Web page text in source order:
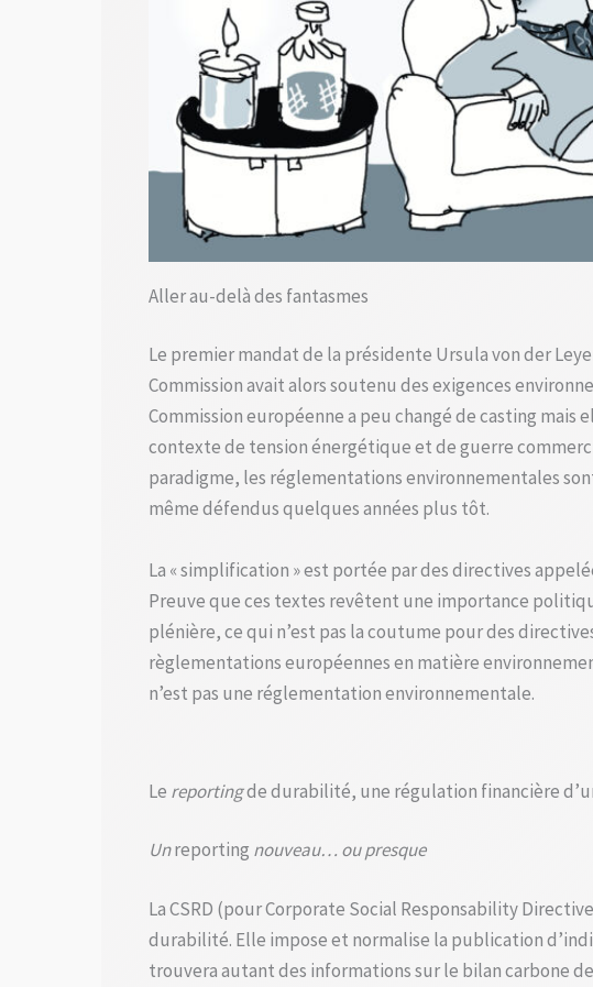
Aller au-delà des fantasmes
Le premier mandat de la présidente Ursula von der
Commission avait alors soutenu des exigences
Commission européenne a peu changé de casting mais
contexte de tension énergétique et de guerre
paradigme, les réglementations environnementales
même défendus quelques années plus tôt.
La « simplification » est portée par des directives
Preuve que ces textes revêtent une importance
plénière, ce qui n’est pas la coutume pour des
règlementations européennes en matière
n’est pas une réglementation environnementale.
Le reportingde durabilité, une régulation financière
Unreporting nouveau… ou presque
La CSRD (pour Corporate Social Responsability
durabilité. Elle impose et normalise la publication
trouvera autant des informations sur le bilan carbone